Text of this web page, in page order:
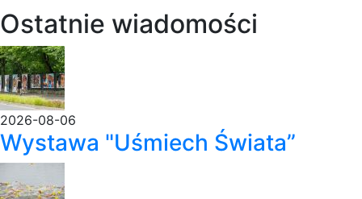
Ostatnie wiadomości
2026-08-06
Wystawa "Uśmiech Świata”